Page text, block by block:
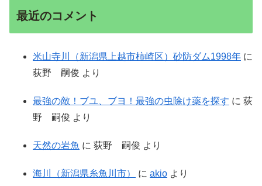
最近のコメント
米山寺川（新潟県上越市柿崎区）砂防ダム1998年 に
荻野 嗣俊 より
最強の敵！ブユ、ブヨ！最強の虫除け薬を探す に 荻
野 嗣俊 より
天然の岩魚 に 荻野 嗣俊 より
海川（新潟県糸魚川市） に akio より